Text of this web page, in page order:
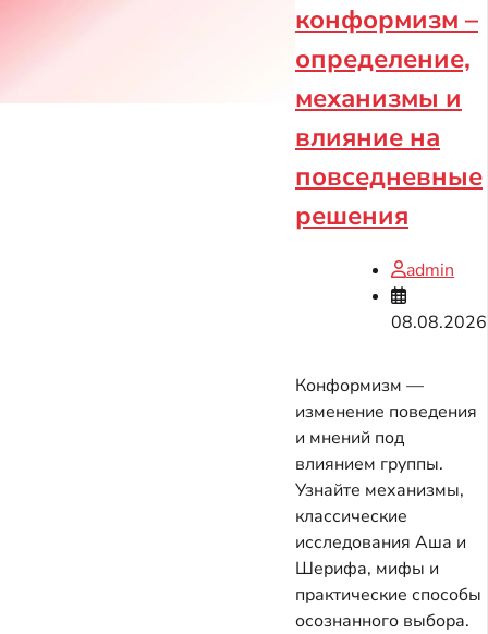
конформизм –
определение,
механизмы и
влияние на
повседневные
решения
admin
08.08.2026
Конформизм —
изменение поведения
и мнений под
влиянием группы.
Узнайте механизмы,
классические
исследования Аша и
Шерифа, мифы и
практические способы
осознанного выбора.